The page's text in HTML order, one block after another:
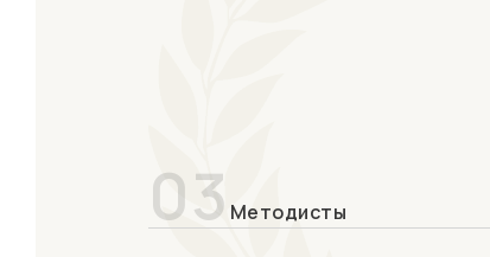
03 Методисты